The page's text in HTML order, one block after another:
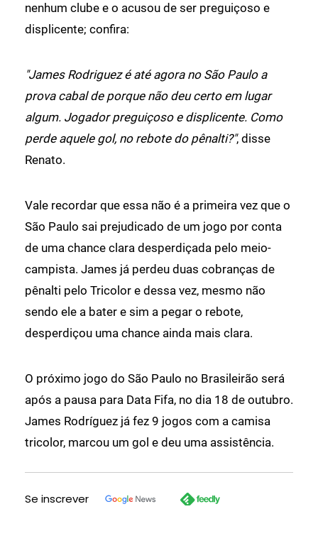
nenhum clube e o acusou de ser preguiçoso e
displicente; confira:
"James Rodriguez é até agora no São Paulo a
prova cabal de porque não deu certo em lugar
algum. Jogador preguiçoso e displicente. Como
perde aquele gol, no rebote do pênalti?", disse
Renato.
Vale recordar que essa não é a primeira vez que o
São Paulo sai prejudicado de um jogo por conta
de uma chance clara desperdiçada pelo meio-
campista. James já perdeu duas cobranças de
pênalti pelo Tricolor e dessa vez, mesmo não
sendo ele a bater e sim a pegar o rebote,
desperdiçou uma chance ainda mais clara.
O próximo jogo do São Paulo no Brasileirão será
após a pausa para Data Fifa, no dia 18 de outubro.
James Rodríguez já fez 9 jogos com a camisa
tricolor, marcou um gol e deu uma assistência.
Se inscrever